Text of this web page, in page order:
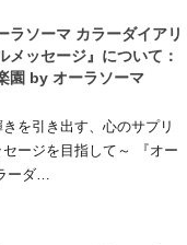
ラソーマ カラーダイアリ
ッセージ』について：
園 by オーラソーマ
を引き出す、心のサプリ
ージを目指して～ 『オー
ーダ…